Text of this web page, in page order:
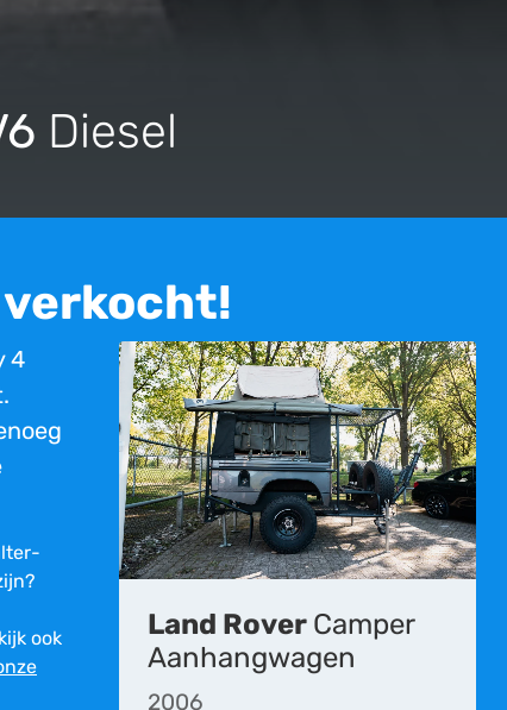
Diesel
verkocht!
4
ook
Land Rover Camper
Aanhangwagen
2006
niet meer beschikbaar. Deze advertentie is geplaatst op 22-
besteden aan de inhoud op deze website, is het mogelijk dat de
fouten en vergissingen.